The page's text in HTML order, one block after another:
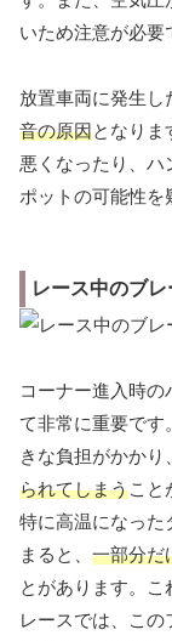
いため注意が必要
放置車両に発生し
音の原因となりま
悪くなったり、ハ
ポットの可能性を
レース中のブ
コーナー進入時
て非常に重要です
きな負担がかかり、
られてしまうこと
特に高温になった
まると、 一部分だ
とがあります。こ
レースでは、こ